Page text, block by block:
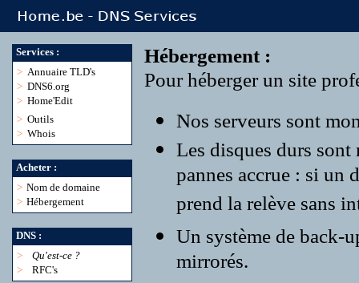
Services :
> Annuaire TLD's
> DNS6.org
> Home'Edit
> Outils
> Whois
Acheter :
> Nom de domaine
> Hébergement
DNS :
>
Qu'est-ce ?
>
RFC's
Hébergement :
Pour héberger un site
Nos serveurs sont
Les disques durs
pannes accrue : si un
prend la relève sans
Un système de back-
mirrorés.